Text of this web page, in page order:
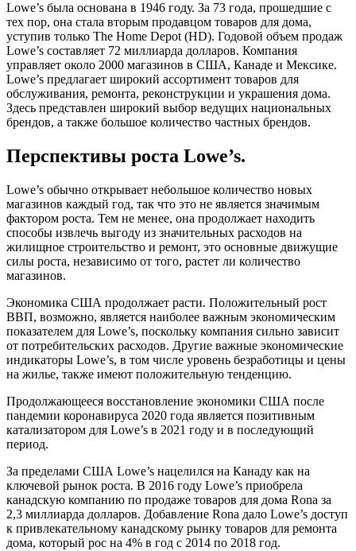
Lowe’s была основана в 1946 году. За 73 года, прошедшие с
тех пор, она стала вторым продавцом товаров для дома,
уступив только The Home Depot (HD). Годовой объем продаж
Lowe’s составляет 72 миллиарда долларов. Компания
управляет около 2000 магазинов в США, Канаде и Мексике.
Lowe’s предлагает широкий ассортимент товаров для
обслуживания, ремонта, реконструкции и украшения дома.
Здесь представлен широкий выбор ведущих национальных
брендов, а также большое количество частных брендов.
Перспективы роста Lowe’s.
Lowe’s обычно открывает небольшое количество новых
магазинов каждый год, так что это не является значимым
фактором роста. Тем не менее, она продолжает находить
способы извлечь выгоду из значительных расходов на
жилищное строительство и ремонт, это основные движущие
силы роста, независимо от того, растет ли количество
магазинов.
Экономика США продолжает расти. Положительный рост
ВВП, возможно, является наиболее важным экономическим
показателем для Lowe’s, поскольку компания сильно зависит
от потребительских расходов. Другие важные экономические
индикаторы Lowe’s, в том числе уровень безработицы и цены
на жилье, также имеют положительную тенденцию.
Продолжающееся восстановление экономики США после
пандемии коронавируса 2020 года является позитивным
катализатором для Lowe’s в 2021 году и в последующий
период.
За пределами США Lowe’s нацелился на Канаду как на
ключевой рынок роста. В 2016 году Lowe’s приобрела
канадскую компанию по продаже товаров для дома Rona за
2,3 миллиарда долларов. Добавление Rona дало Lowe’s доступ
к привлекательному канадскому рынку товаров для ремонта
дома, который рос на 4% в год с 2014 по 2018 год.